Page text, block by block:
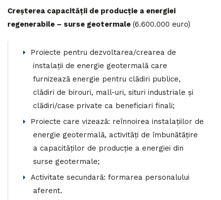
Creșterea capacității de producție a energiei
regenerabile – surse geotermale (6.600.000 euro)
Proiecte pentru dezvoltarea/crearea de
instalații de energie geotermală care
furnizează energie pentru clădiri publice,
clădiri de birouri, mall-uri, situri industriale și
clădiri/case private ca beneficiari finali;
Proiecte care vizează: reînnoirea instalațiilor de
energie geotermală, activități de îmbunătățire
a capacităților de producție a energiei din
surse geotermale;
Activitate secundară: formarea personalului
aferent.